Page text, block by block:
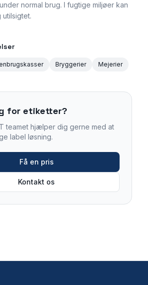
normal brug. I fugtige miljøer kan
Bryggerier Mejerier
for etiketter?
teamet hjælper dig gerne med at
label løsning.
Få en pris
Kontakt os